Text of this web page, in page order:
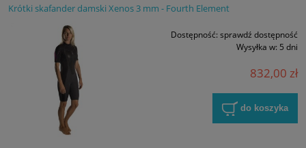
Krótki skafander damski Xenos 3 mm - Fourth Element
Dostępność: sprawdź dostępność
Wysyłka w: 5 dni
832,00 zł
do koszyka